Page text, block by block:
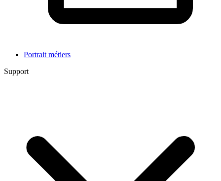
Portrait métiers
Support